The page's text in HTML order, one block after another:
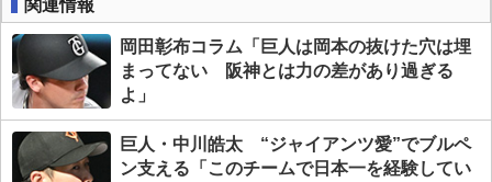
関連情報
岡田彰布コラム「巨人は岡本の抜けた穴は埋
まってない 阪神とは力の差があり過ぎる
よ」
巨人・中川皓太 “ジャイアンツ愛”でブルペ
ン支える「このチームで日本一を経験してい